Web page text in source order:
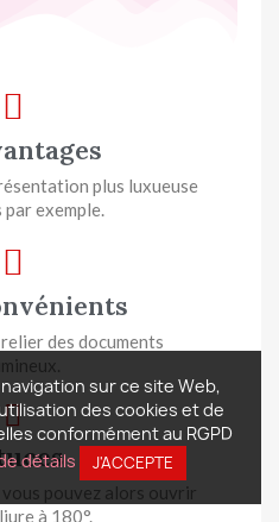
plus luxueuse
par exemple.
des documents
pouvez alors ouvrir
à 180°.
sur ce site Web,
des cookies et de
conformément au RGPD
détails J'ACCEPTE